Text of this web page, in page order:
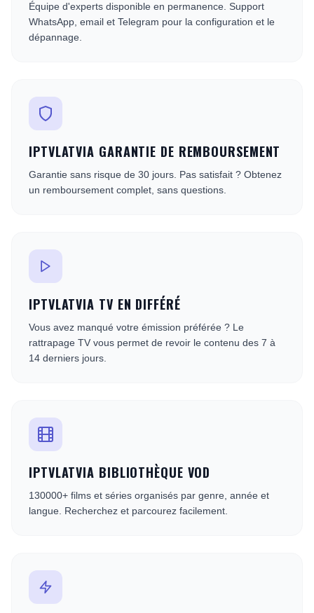
Équipe d'experts disponible en permanence. Support
WhatsApp, email et Telegram pour la configuration et le
dépannage.
IPTVLATVIA GARANTIE DE REMBOURSEMENT
Garantie sans risque de 30 jours. Pas satisfait ? Obtenez
un remboursement complet, sans questions.
IPTVLATVIA TV EN DIFFÉRÉ
Vous avez manqué votre émission préférée ? Le
rattrapage TV vous permet de revoir le contenu des 7 à
14 derniers jours.
IPTVLATVIA BIBLIOTHÈQUE VOD
130000+ films et séries organisés par genre, année et
langue. Recherchez et parcourez facilement.